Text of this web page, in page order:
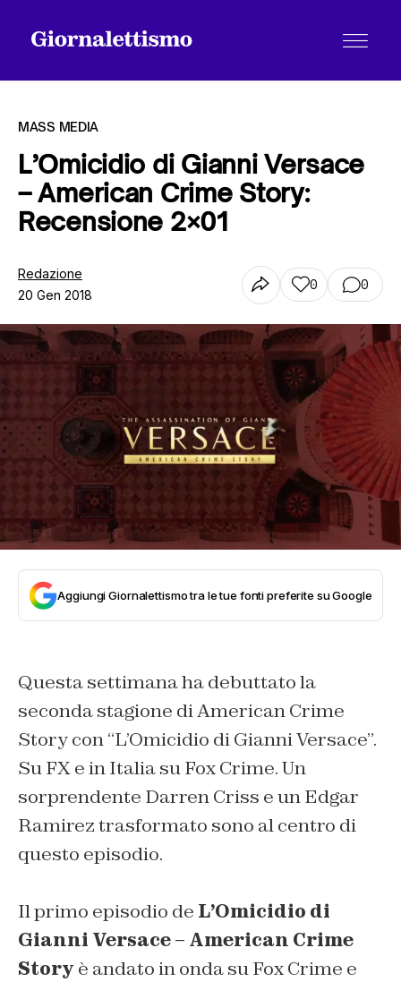
Tutti gli articoli
Chi siamo
Contatti
MASS MEDIA
L’Omicidio di Gianni Versace
– American Crime Story:
Recensione 2×01
Redazione
20 Gen 2018
0 0
Aggiungi Giornalettismo tra le tue fonti preferite su Google
Questa settimana ha debuttato la
seconda stagione di American Crime
Story con “L’Omicidio di Gianni Versace”.
Su FX e in Italia su Fox Crime. Un
sorprendente Darren Criss e un Edgar
Ramirez trasformato sono al centro di
questo episodio.
Il primo episodio de L’Omicidio di
Gianni Versace – American Crime
Story è andato in onda su Fox Crime e